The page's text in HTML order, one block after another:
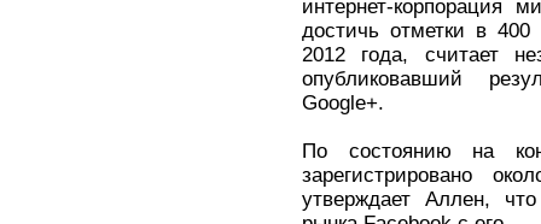
интернет-корпорация
достичь отметки в 400
2012 года, считает
опубликовавший
Google+.
По состоянию на
зарегистрировано
утверждает Аллен,